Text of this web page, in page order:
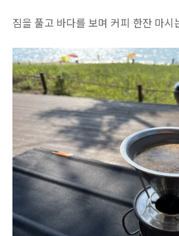
짐을 풀고 바다를 보며 커피 한잔 마시